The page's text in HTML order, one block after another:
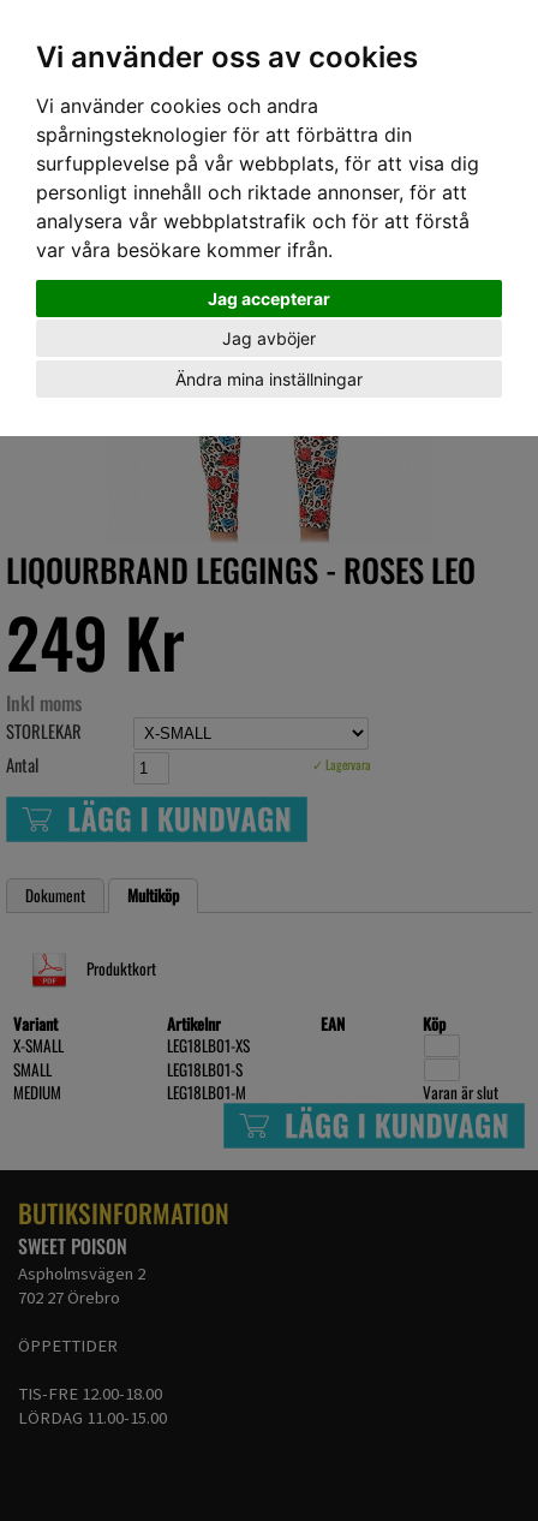
Vi använder oss av cookies
Vi använder cookies och andra
spårningsteknologier för att förbättra din
surfupplevelse på vår webbplats, för att visa dig
personligt innehåll och riktade annonser, för att
analysera vår webbplatstrafik och för att förstå
var våra besökare kommer ifrån.
Jag accepterar
Jag avböjer
Ändra mina inställningar
Hem› DAM›LEGGINGS› LIQOURBRAND LEGGINGS - ROSES LEO
LIQOURBRAND LEGGINGS - ROSES LEO
249 Kr
Inkl moms
STORLEKAR
Antal
✓ Lagervara
Dokument Multiköp
Produktkort
Variant Artikelnr EAN
Köp
X-SMALL
LEG18LB01-XS
SMALL
LEG18LB01-S
MEDIUM
LEG18LB01-M Varan är slut
BUTIKSINFORMATION
SWEET POISON
Aspholmsvägen 2
702 27 Örebro
ÖPPETTIDER
TIS-FRE 12.00-18.00
LÖRDAG 11.00-15.00